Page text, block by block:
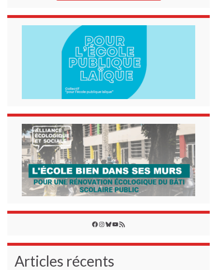
Facebook
Instagram
Bluesky
YouTube
Flux RSS
Articles récents